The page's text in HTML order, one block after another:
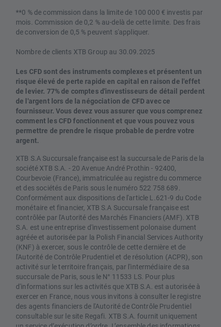
**0 % de commission dans la limite de 100 000 € investis par
mois. Commission de 0,2 % au-delà de cette limite. Des frais
de conversion de 0,5 % peuvent s'appliquer.
Nombre de clients XTB Group au 30.09.2025
Les CFD sont des instruments complexes et présentent un
risque élevé de perte rapide en capital en raison de l'effet
de levier. 77% de comptes d'investisseurs de détail perdent
de l'argent lors de la négociation de CFD avec ce
fournisseur. Vous devez vous assurer que vous comprenez
comment les CFD fonctionnent et que vous pouvez vous
permettre de prendre le risque probable de perdre votre
argent.
XTB S.A Succursale française est la succursale de Paris de la
société XTB S.A. - 20 Avenue André Prothin - 92400,
Courbevoie (France), immatriculée au registre du commerce
et des sociétés de Paris sous le numéro 522 758 689.
Conformément aux dispositions de l'article L.621-9 du Code
monétaire et financier, XTB S.A Succursale française est
contrôlée par l'Autorité des Marchés Financiers (AMF). XTB
S.A. est une entreprise d'investissement polonaise dument
agréée et autorisée par la Polish Financial Services Authority
(KNF) à exercer, sous le contrôle de cette dernière et de
l'Autorité de Contrôle Prudentiel et de résolution (ACPR), son
activité sur le territoire français, par l'intermédiaire de sa
succursale de Paris, sous le N° 11533 LS. Pour plus
d'informations sur les activités que XTB S.A. est autorisée à
exercer en France, nous vous invitons à consulter le registre
des agents financiers de l'Autorité de Contrôle Prudentiel
consultable sur le site Regafi. XTB S.A. fournit uniquement